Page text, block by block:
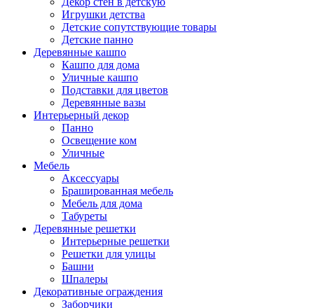
Игрушки детства
Детские сопутствующие товары
Детские панно
Деревянные кашпо
Кашпо для дома
Уличные кашпо
Подставки для цветов
Деревянные вазы
Интерьерный декор
Панно
Освещение ком
Уличные
Мебель
Аксессуары
Брашированная мебель
Мебель для дома
Табуреты
Деревянные решетки
Интерьерные решетки
Решетки для улицы
Башни
Шпалеры
Декоративные ограждения
Заборчики